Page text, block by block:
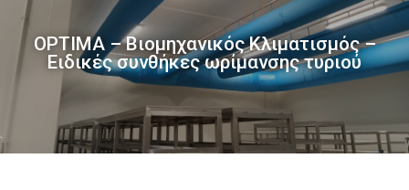
OPTIMA – Βιομηχανικός Κλιματισμός –
Ειδικές συνθήκες ωρίμανσης τυριού